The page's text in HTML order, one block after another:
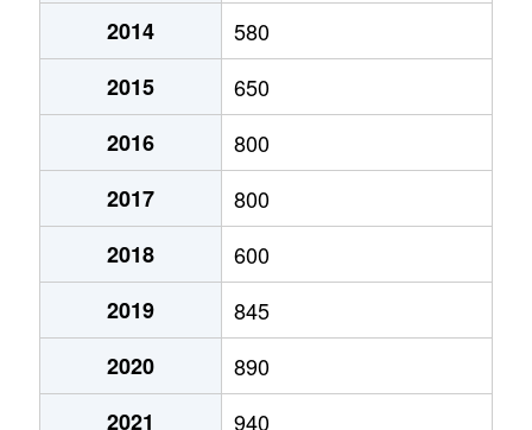
2014
580
2015
650
2016
800
2017
800
2018
600
2019
845
2020
890
2021
940